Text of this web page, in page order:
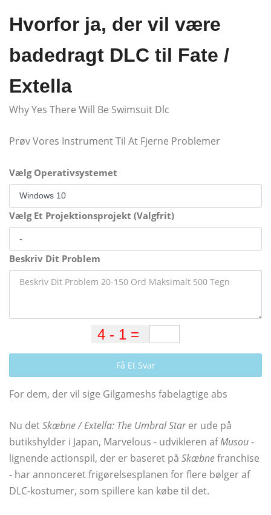
Hvorfor ja, der vil være
badedragt DLC til Fate /
Extella
Why Yes There Will Be Swimsuit Dlc
Prøv Vores Instrument Til At Fjerne Problemer
Vælg Operativsystemet
Vælg Et Projektionsprojekt (Valgfrit)
Beskriv Dit Problem
Få Et Svar
For dem, der vil sige Gilgameshs fabelagtige abs
Nu detSkæbne / Extella: The Umbral Starer ude på
butikshylder i Japan, Marvelous - udvikleren afMusou-
lignende actionspil, der er baseret på Skæbnefranchise
- har annonceret frigørelsesplanen for flere bølger af
DLC-kostumer, som spillere kan købe til det.